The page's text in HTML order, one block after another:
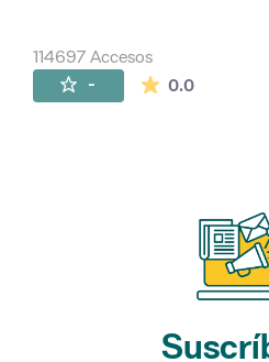
114697 Accesos
- 0.0La